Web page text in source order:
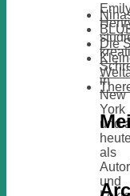
in
New
York
und
als
und
Die